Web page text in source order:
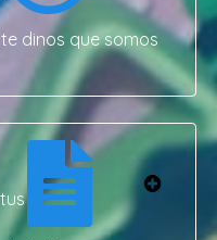
dinos que somos